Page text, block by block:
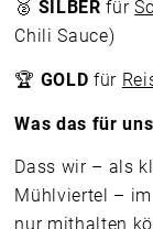
🥈 SILBER für
Chili Sauce)
🏆 GOLD für
Was das für
Dass wir – als
Mühlviertel –
nur mithalten